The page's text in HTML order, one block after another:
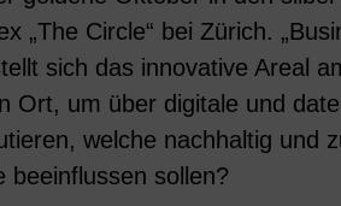
„The Circle“ bei Zürich.
sich das innovative Areal
Ort, um über digitale und
welche nachhaltig und
beeinflussen sollen?